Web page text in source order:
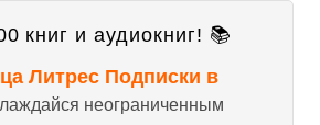
книг и аудиокниг! 📚
Литрес Подписки в
неограниченным